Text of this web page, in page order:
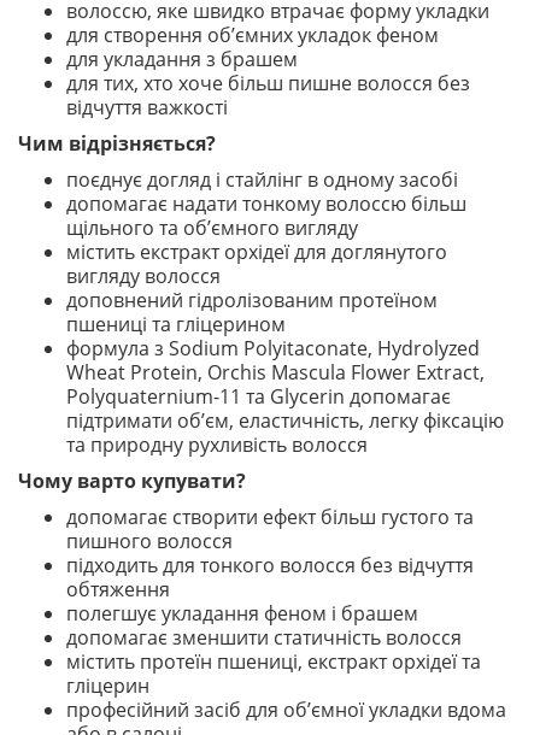
волоссю, яке швидко втрачає форму укладки
для створення об’ємних укладок феном
для укладання з брашем
для тих, хто хоче більш пишне волосся без
відчуття важкості
Чим відрізняється?
поєднує догляд і стайлінг в одному засобі
допомагає надати тонкому волоссю більш
щільного та об’ємного вигляду
містить екстракт орхідеї для доглянутого
вигляду волосся
доповнений гідролізованим протеїном
пшениці та гліцерином
формула з Sodium Polyitaconate, Hydrolyzed
Wheat Protein, Orchis Mascula Flower Extract,
Polyquaternium-11 та Glycerin допомагає
підтримати об’єм, еластичність, легку фіксацію
та природну рухливість волосся
Чому варто купувати?
допомагає створити ефект більш густого та
пишного волосся
підходить для тонкого волосся без відчуття
обтяження
полегшує укладання феном і брашем
допомагає зменшити статичність волосся
містить протеїн пшениці, екстракт орхідеї та
гліцерин
професійний засіб для об’ємної укладки вдома